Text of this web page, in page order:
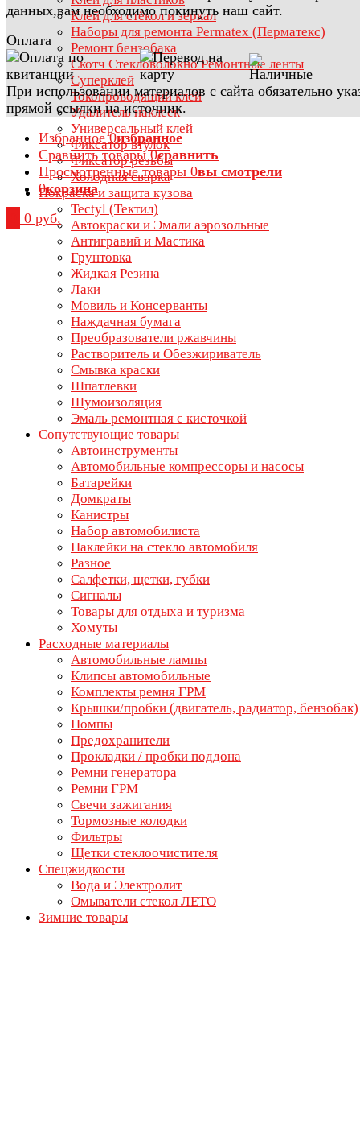
Клей для стёкол и зеркал
Наборы для ремонта Permatex (Перматекс)
Ремонт бензобака
Скотч Стекловолокно Ремонтные ленты
Суперклей
Токопроводящий клей
Удалитель наклеек
Универсальный клей
Фиксатор втулок
Фиксатор резьбы
Холодная сварка
Покраска и защита кузова
Tectyl (Тектил)
Автокраски и Эмали аэрозольные
Антигравий и Мастика
Грунтовка
Жидкая Резина
Лаки
Мовиль и Консерванты
Наждачная бумага
Преобразователи ржавчины
Растворитель и Обезжириватель
Смывка краски
Шпатлевки
Шумоизоляция
Эмаль ремонтная с кисточкой
Сопутствующие товары
Автоинструменты
Автомобильные компрессоры и насосы
Батарейки
Домкраты
Канистры
Набор автомобилиста
Наклейки на стекло автомобиля
Разное
Салфетки, щетки, губки
Сигналы
Товары для отдыха и туризма
Хомуты
Расходные материалы
Автомобильные лампы
Клипсы автомобильные
Комплекты ремня ГРМ
Крышки/пробки (двигатель, радиатор, бензобак)
Помпы
Предохранители
Прокладки / пробки поддона
Ремни генератора
Ремни ГРМ
Свечи зажигания
Тормозные колодки
Фильтры
Щетки стеклоочистителя
Спецжидкости
Вода и Электролит
Омыватели стекол ЛЕТО
Зимние товары
данных,вам необходимо покинуть наш сайт.
Оплата
При использовании материалов с сайта обязательно
прямой ссылки на источник.
Избранное 0избранное
Сравнить товары 0сравнить
Просмотренные товары 0вы смотрели
0корзина
0 руб.